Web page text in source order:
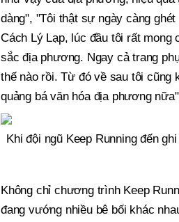
dàng", "Tôi thật sự ngày càng
Cách Lý Lạp, lúc đầu tôi rất mong
sắc địa phương. Ngay cả trang
thế nào rồi. Từ đó về sau tôi cũng
quảng bá văn hóa địa phương
Khi đội ngũ Keep Running đến
Không chỉ chương trình Keep
đang vướng nhiều bê bối khác